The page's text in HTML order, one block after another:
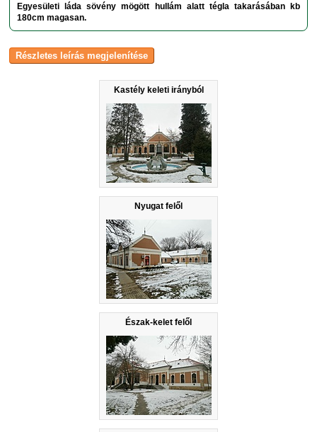
Kastély keleti irányból
Nyugat felől
Észak-kelet felől
Egyesületi láda sövény mögött hullám alatt tégla takarásában kb
180cm magasan.